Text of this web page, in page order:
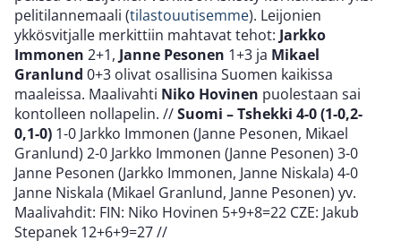
pelitilannemaali (tilastouutisemme). Leijonien
ykkösvitjalle merkittiin mahtavat tehot: Jarkko
Immonen 2+1, Janne Pesonen 1+3 ja Mikael
Granlund 0+3 olivat osallisina Suomen kaikissa
maaleissa. Maalivahti Niko Hovinen puolestaan sai
kontolleen nollapelin. //Suomi – Tshekki 4-0 (1-0,2-
0,1-0) 1-0 Jarkko Immonen (Janne Pesonen, Mikael
Granlund) 2-0 Jarkko Immonen (Janne Pesonen) 3-0
Janne Pesonen (Jarkko Immonen, Janne Niskala) 4-0
Janne Niskala (Mikael Granlund, Janne Pesonen) yv.
Maalivahdit: FIN: Niko Hovinen 5+9+8=22 CZE: Jakub
Stepanek 12+6+9=27//